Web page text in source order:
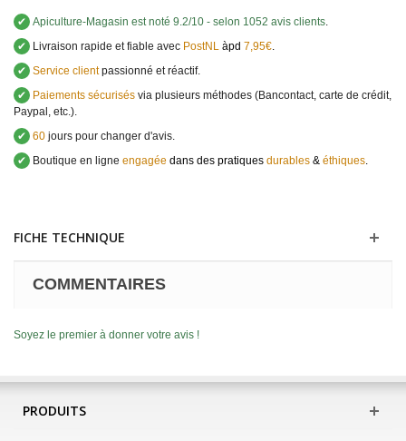
✔ Apiculture-Magasin est noté 9.2/10 - selon 1052 avis clients.
✔
Livraison rapide et fiable avec PostNL àpd 7,95€.
✔ Service clientpassionné et réactif.
✔
Paiements sécurisés via plusieurs méthodes (Bancontact, carte de crédit,
Paypal, etc.).
✔ 60 jours pour changer d'avis.
✔
Boutique en ligne engagée dans des pratiques durables & éthiques.
FICHE TECHNIQUE
COMMENTAIRES
Soyez le premier à donner votre avis !
PRODUITS